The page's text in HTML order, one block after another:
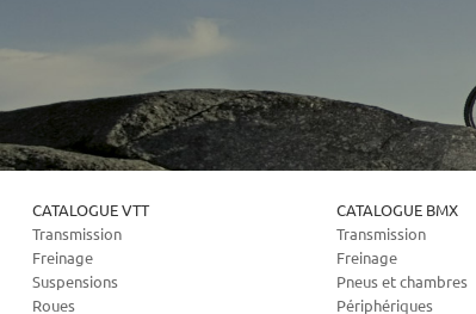
CATALOGUE VTT
Transmission
Freinage
Suspensions
Roues
CATALOGUE BMX
Transmission
Freinage
Pneus et chambres
Périphériques